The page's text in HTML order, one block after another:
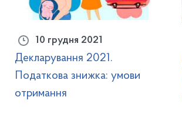
10 грудня 2021
Декларування 2021.
Податкова знижка: умови
отримання